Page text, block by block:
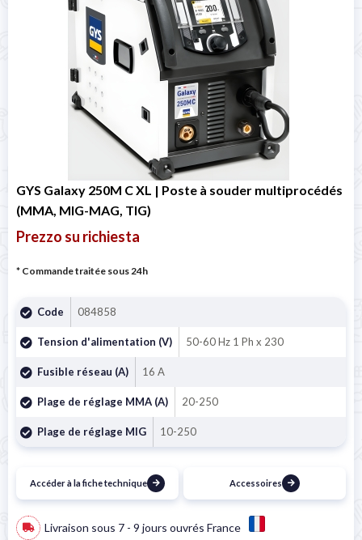
GYS Galaxy 250M C XL | Poste à souder multiprocédés
(MMA, MIG-MAG, TIG)
Prezzo su richiesta
* Commande traitée sous 24h
Code 084858
Tension d'alimentation (V) 50-60 Hz 1 Ph x 230
Fusible réseau (A) 16 A
Plage de réglage MMA (A) 20-250
Plage de réglage MIG 10-250
Accéder à la fiche technique Accessoires
Livraison sous 7 - 9 jours ouvrés France